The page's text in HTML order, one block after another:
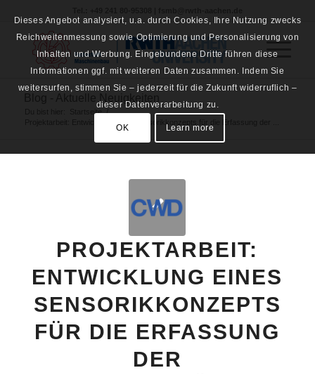
Startseite /
PROJEKTARBEIT:
ENTWICKLUNG EINES
SENSORIKKONZEPTS
FÜR DIE ERFASSUNG
DER
Dieses Angebot analysiert, u.a. durch Cookies, Ihre Nutzung zwecks
Reichweitenmessung sowie Optimierung und Personalisierung von
Inhalten und Werbung. Eingebundene Dritte führen diese
Informationen ggf. mit weiteren Daten zusammen. Indem Sie
weitersurfen, stimmen Sie – jederzeit für die Zukunft widerruflich –
dieser Datenverarbeitung zu.
OK Learn more